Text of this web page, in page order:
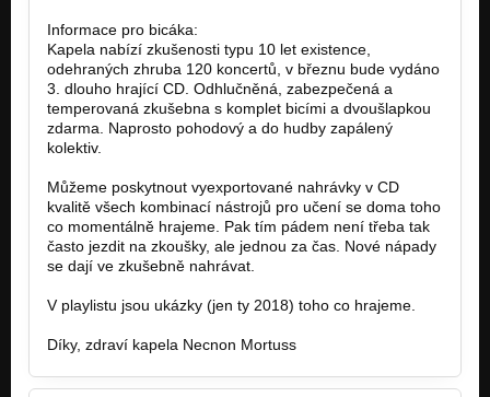
Informace pro bicáka:
Kapela nabízí zkušenosti typu 10 let existence,
odehraných zhruba 120 koncertů, v březnu bude vydáno
3. dlouho hrající CD. Odhlučněná, zabezpečená a
temperovaná zkušebna s komplet bicími a dvoušlapkou
zdarma. Naprosto pohodový a do hudby zapálený
kolektiv.
Můžeme poskytnout vyexportované nahrávky v CD
kvalitě všech kombinací nástrojů pro učení se doma toho
co momentálně hrajeme. Pak tím pádem není třeba tak
často jezdit na zkoušky, ale jednou za čas. Nové nápady
se dají ve zkušebně nahrávat.
V playlistu jsou ukázky (jen ty 2018) toho co hrajeme.
Díky, zdraví kapela Necnon Mortuss